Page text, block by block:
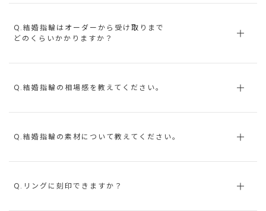
Q.結婚指輪はオーダーから受け取りまで
どのくらいかかりますか？
Q.結婚指輪の相場感を教えてください。
Q.結婚指輪の素材について教えてください。
Q.リングに刻印できますか？